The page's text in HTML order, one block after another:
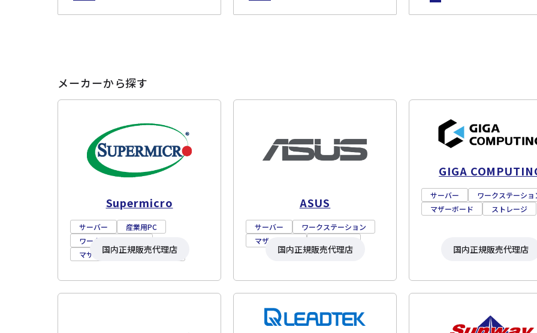
メーカーから探す
Supermicro
サーバー
産業用PC
ワークステーション
マザーボード
ストレージ
国内正規販売代理店
ASUS
サーバー
ワークステーション
マザーボード
国内正規販売代理店
GIGA
サーバー
ワークステーショ
マザーボード
ストレージ
国内正規販売代理店